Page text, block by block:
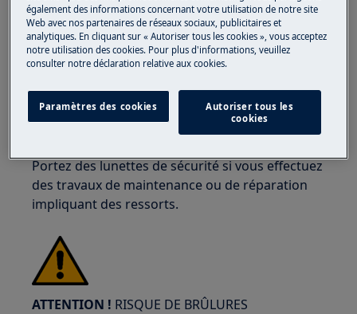
ATTENTION !RISQUE DE BLESSURE AUX YEUX
Portez des lunettes de sécurité si vous effectuez
des travaux de maintenance ou de réparation
impliquant des ressorts.
ATTENTION ! RISQUE DE BRÛLURES
également des informations concernant votre utilisation de notre site
Web avec nos partenaires de réseaux sociaux, publicitaires et
analytiques. En cliquant sur « Autoriser tous les cookies », vous acceptez
notre utilisation des cookies. Pour plus d'informations, veuillez
consulter notre déclaration relative aux cookies.
Paramètres des cookies
Autoriser tous les
cookies